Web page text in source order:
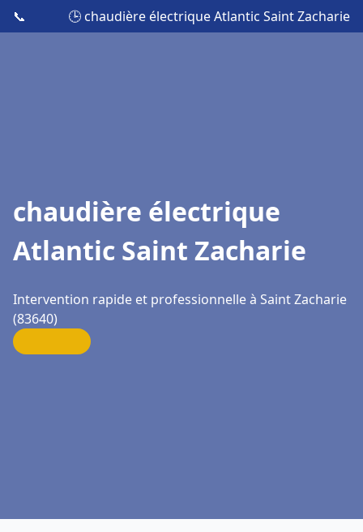
📞 🕒 chaudière électrique Atlantic Saint Zacharie
chaudière électrique
Atlantic Saint Zacharie
Intervention rapide et professionnelle à Saint Zacharie
(83640)